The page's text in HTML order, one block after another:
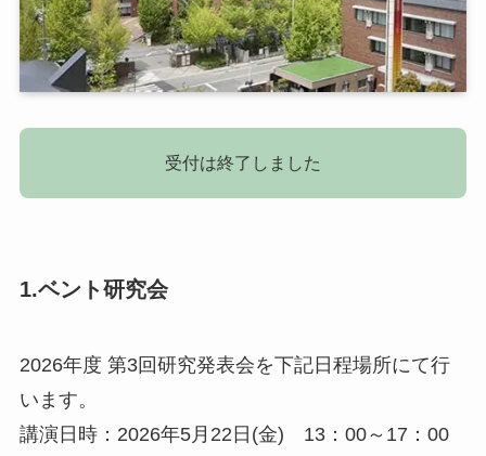
受付は終了しました
1.ベント研究会
2026年度 第3回研究発表会を下記日程場所にて行
います。
講演日時：2026年5月22日(金) 13：00～17：00